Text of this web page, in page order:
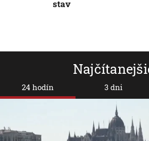
24 hodín 3 dni
stav